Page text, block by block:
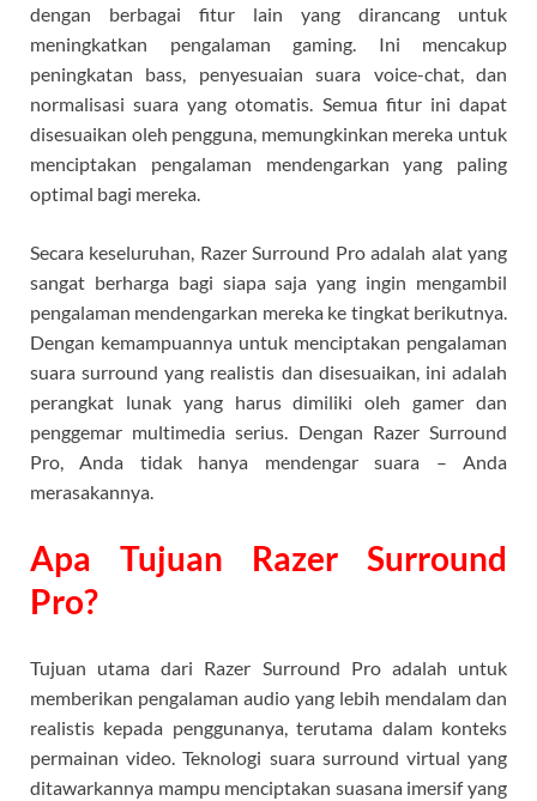
dengan berbagai fitur lain yang dirancang untuk
meningkatkan pengalaman gaming. Ini mencakup
peningkatan bass, penyesuaian suara voice-chat, dan
normalisasi suara yang otomatis. Semua fitur ini dapat
disesuaikan oleh pengguna, memungkinkan mereka untuk
menciptakan pengalaman mendengarkan yang paling
optimal bagi mereka.
Secara keseluruhan, Razer Surround Pro adalah alat yang
sangat berharga bagi siapa saja yang ingin mengambil
pengalaman mendengarkan mereka ke tingkat berikutnya.
Dengan kemampuannya untuk menciptakan pengalaman
suara surround yang realistis dan disesuaikan, ini adalah
perangkat lunak yang harus dimiliki oleh gamer dan
penggemar multimedia serius. Dengan Razer Surround
Pro, Anda tidak hanya mendengar suara – Anda
merasakannya.
Apa Tujuan Razer Surround
Pro?
Tujuan utama dari Razer Surround Pro adalah untuk
memberikan pengalaman audio yang lebih mendalam dan
realistis kepada penggunanya, terutama dalam konteks
permainan video. Teknologi suara surround virtual yang
ditawarkannya mampu menciptakan suasana imersif yang